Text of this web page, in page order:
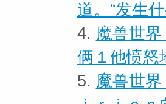
道。“发生
4. 魔兽世
俩１他愤怒
5. 魔兽世